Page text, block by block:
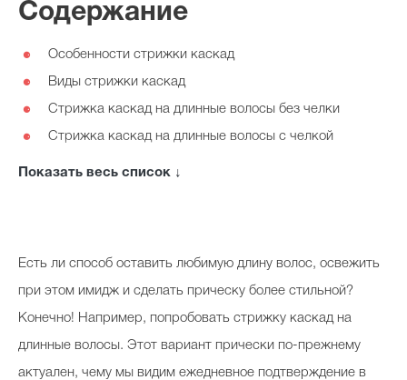
Худеем правильно
Полиция красоты
Хит недели от визажиста
Содержание
⚈ Особенности стрижки каскад
⚈ Виды стрижки каскад
⚈ Стрижка каскад на длинные волосы без челки
⚈ Стрижка каскад на длинные волосы с челкой
⚈
Каскад на длинные волосы по типу лица
Показать весь список ↓
Есть ли способ оставить любимую длину волос, освежить
при этом имидж и сделать прическу более стильной?
Конечно! Например, попробовать стрижку каскад на
длинные волосы. Этот вариант прически по-прежнему
актуален, чему мы видим ежедневное подтверждение в